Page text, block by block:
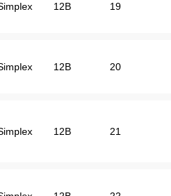
12B 19
12B 20
12B 21